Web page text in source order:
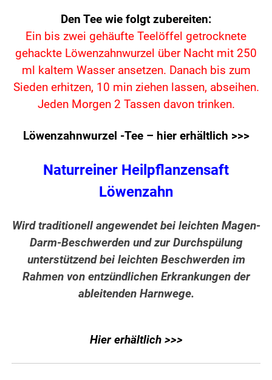
Den Tee wie folgt zubereiten:
Ein bis zwei gehäufte Teelöffel getrocknete
gehackte Löwenzahnwurzel über Nacht mit 250
ml kaltem Wasser ansetzen. Danach bis zum
Sieden erhitzen, 10 min ziehen lassen, abseihen.
Jeden Morgen 2 Tassen davon trinken.
Löwenzahnwurzel -Tee – hier erhältlich >>>
Naturreiner Heilpflanzensaft
Löwenzahn
Wird traditionell angewendet bei leichten Magen-
Darm-Beschwerden und zur Durchspülung
unterstützend bei leichten Beschwerden im
Rahmen von entzündlichen Erkrankungen der
ableitenden Harnwege.
Hier erhältlich >>>